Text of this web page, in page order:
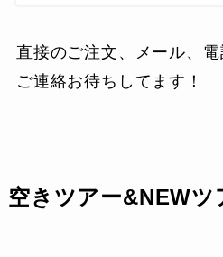
直接のご注文、メール、
ご連絡お待ちしてます！
空きツアー&NEWツ